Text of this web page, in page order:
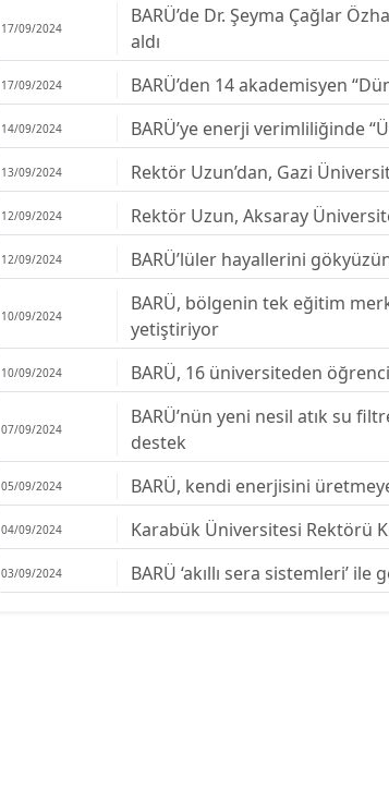
17/09/2024
BARÜ’de Dr. Şeyma Çağlar
aldı
17/09/2024 BARÜ’den 14 akademisyen
14/09/2024 BARÜ’ye enerji verimliliğinde
13/09/2024 Rektör Uzun’dan, Gazi
12/09/2024 Rektör Uzun, Aksaray
12/09/2024 BARÜ’lüler hayallerini
10/09/2024
BARÜ, bölgenin tek eğitim
yetiştiriyor
10/09/2024 BARÜ, 16 üniversiteden
07/09/2024
BARÜ’nün yeni nesil atık su
destek
05/09/2024 BARÜ, kendi enerjisini
04/09/2024 Karabük Üniversitesi Rektörü
03/09/2024 BARÜ ‘akıllı sera sistemleri’ ile